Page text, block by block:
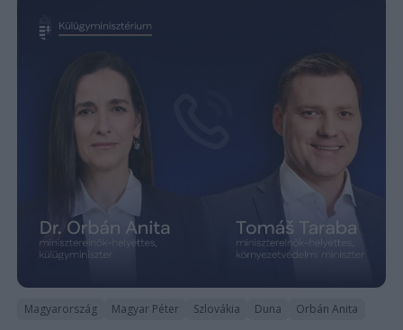
Magyarország Magyar Péter Szlovákia Duna Orbán Anita